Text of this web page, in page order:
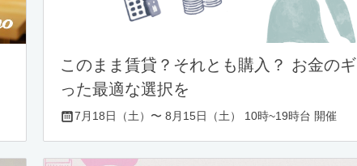
このまま賃貸？それとも購入？ お金の
った最適な選択を
7月18日（土）〜 8月15日（土） 10時~19時台 開催